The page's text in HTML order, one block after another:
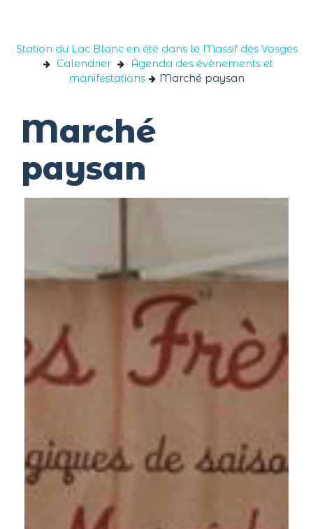
Station du Lac Blanc en été dans le Massif des Vosges
Calendrier
Agenda des évènements et
manifestations
Marché paysan
Marché
paysan